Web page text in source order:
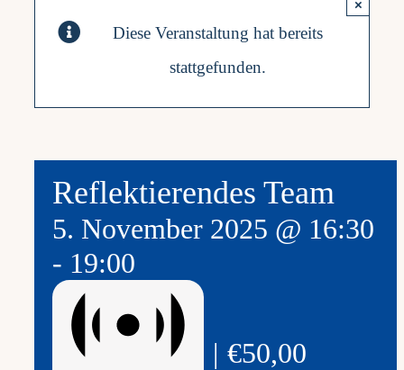
Diese Veranstaltung hat bereits
stattgefunden.
×
Reflektierendes Team
5. November 2025 @ 16:30
- 19:00
| €50,00